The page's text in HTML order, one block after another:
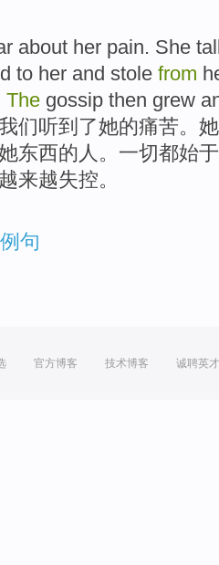
about her pain. She
to her and stole from
The gossip then grew
们听到 了她的痛苦。 她
东西的人。 一切都始于
越来越失控。
句
官方博客 技术博客 诚聘英才